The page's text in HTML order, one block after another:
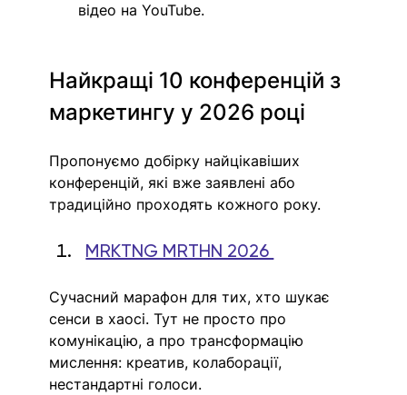
відео на YouTube.
Найкращі 10 конференцій з
маркетингу у 2026 році
Пропонуємо добірку найцікавіших
конференцій, які вже заявлені або
традиційно проходять кожного року.
MRKTNG MRTHN 2026
Сучасний марафон для тих, хто шукає
сенси в хаосі. Тут не просто про
комунікацію, а про трансформацію
мислення: креатив, колаборації,
нестандартні голоси.